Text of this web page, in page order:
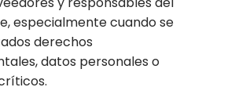
especialmente cuando se
derechos
datos personales o